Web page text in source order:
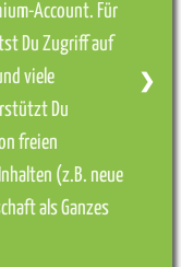
Account. Für
Du Zugriff auf
viele
Du
freien
(z.B. neue
als Ganzes
❯